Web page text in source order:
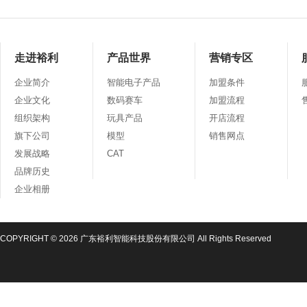
走进裕利
企业简介
企业文化
组织架构
旗下公司
发展战略
品牌历史
企业相册
产品世界
智能电子产品
数码赛车
玩具产品
模型
CAT
营销专区
加盟条件
加盟流程
开店流程
销售网点
COPYRIGHT © 2026 广东裕利智能科技股份有限公司 All Rights Reserved